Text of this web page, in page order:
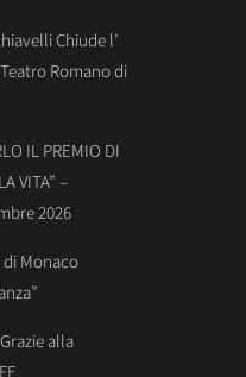
Chiude l’
Romano di
IL PREMIO DI
VITA” –
2026
Monaco
alla